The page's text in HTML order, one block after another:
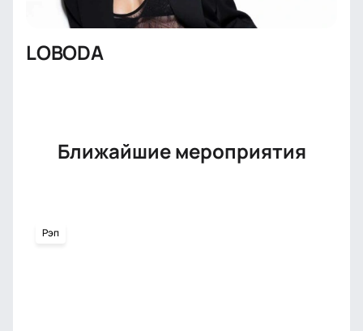
LOBODA
Ближайшие мероприятия
Рэп